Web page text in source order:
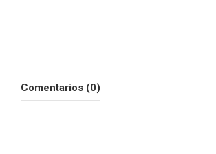
Comentarios (0)